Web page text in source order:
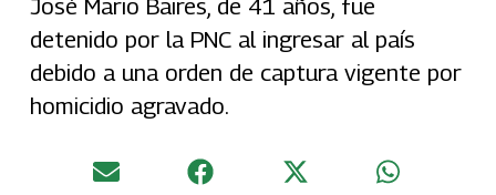
José Mario Baires, de 41 años, fue
detenido por la PNC al ingresar al país
debido a una orden de captura vigente por
homicidio agravado.